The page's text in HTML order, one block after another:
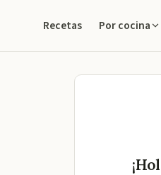
Recetas Por cocina